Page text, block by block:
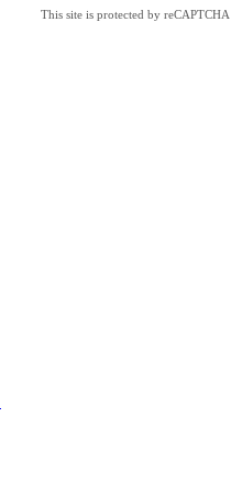
This site is protected by